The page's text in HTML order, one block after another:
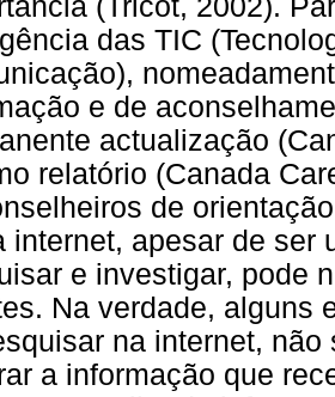
(Tricot, 2002).
das TIC
e de
actualização
relatório (Canada
de
internet, apesar de ser
e investigar, pode
Na verdade, alguns
na internet,
a informação que